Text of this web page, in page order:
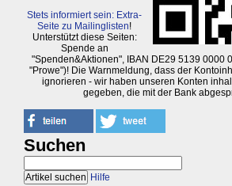
Stets informiert sein: Extra-
Seite zu Mailinglisten!
Unterstützt diese Seiten:
Spende an
"Spenden&Aktionen", IBAN DE29 5139 0000
"Prowe")! Die Warnmeldung, dass der
ignorieren - wir haben unseren Konten
gegeben, die mit der Bank
Suchen
Hilfe